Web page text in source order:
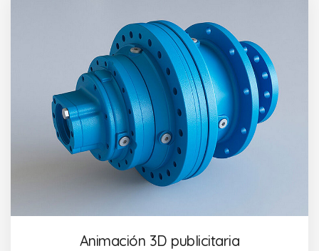
Animación 3D publicitaria